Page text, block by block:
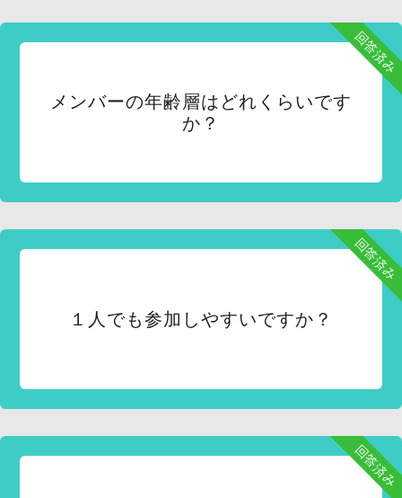
回答済み
メンバーの年齢層はどれくらいです
か？
回答済み
１人でも参加しやすいですか？
回答済み